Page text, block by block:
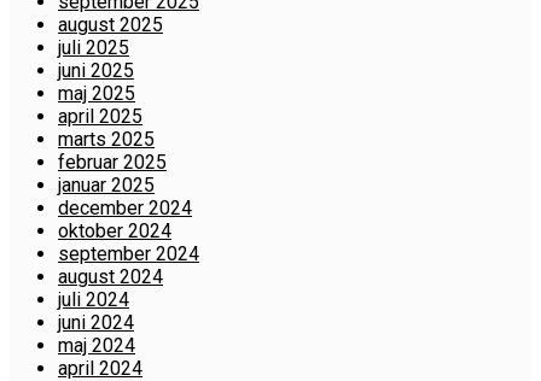
august 2025
juli 2025
juni 2025
maj 2025
april 2025
marts 2025
februar 2025
januar 2025
december 2024
oktober 2024
september 2024
august 2024
juli 2024
juni 2024
maj 2024
april 2024